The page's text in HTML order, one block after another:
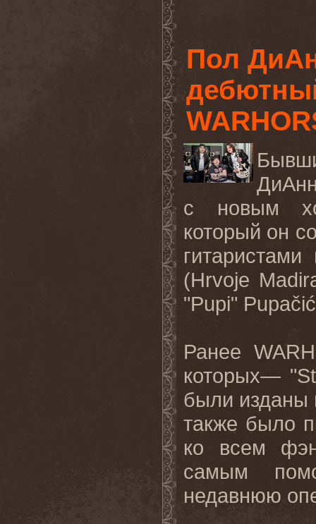
Пол
с новым
который он
(Hrvoje
"Pupi" Pupači
Ранее
которых— "
были
также было
ко всем
самым
недавнюю